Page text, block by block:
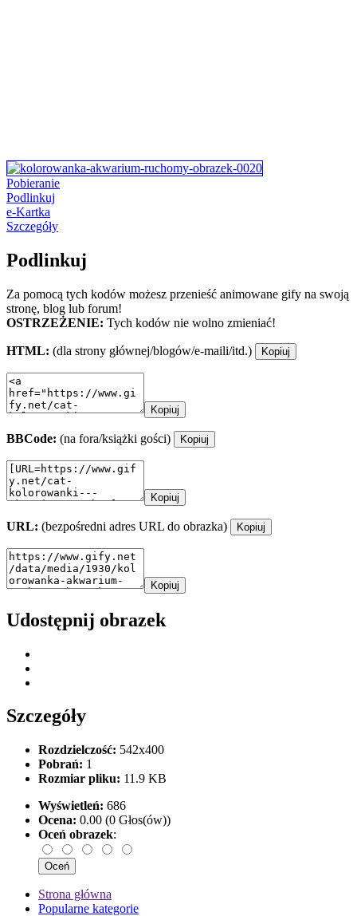
Pobieranie
Podlinkuj
e-Kartka
Szczegóły
Podlinkuj
Za pomocą tych kodów możesz przenieść animowane gify na swoją
stronę, blog lub forum!
OSTRZEŻENIE: Tych kodów nie wolno zmieniać!
HTML: (dla strony głównej/blogów/e-maili/itd.) Kopiuj
Kopiuj
BBCode: (na fora/książki gości) Kopiuj
Kopiuj
URL: (bezpośredni adres URL do obrazka) Kopiuj
Kopiuj
Udostępnij obrazek
Szczegóły
Rozdzielczość: 542x400
Pobrań: 1
Rozmiar pliku: 11.9 KB
Wyświetleń: 686
Ocena: 0.00 (0 Głos(ów))
Oceń obrazek:
Strona główna
Popularne kategorie